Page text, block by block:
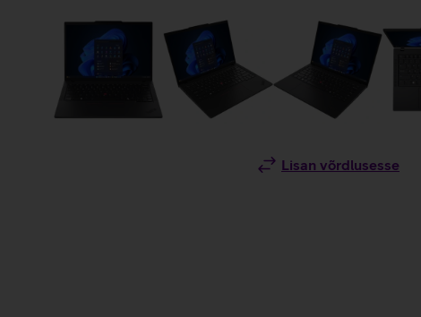
Lisan võrdlusesse